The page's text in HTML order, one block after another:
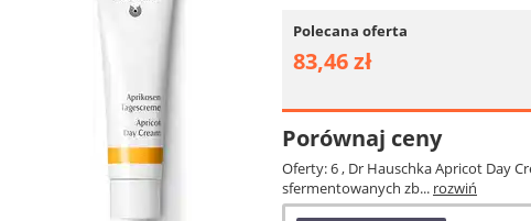
Polecana oferta
83,46 zł
Porównaj ceny
Oferty: 6, Dr Hauschka Apricot Day
sfermentowanych zb... rozwiń